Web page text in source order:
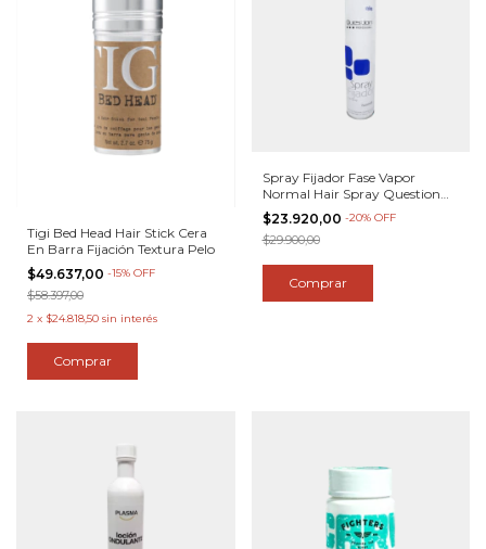
Tigi Bed Head Hair Stick Cera
En Barra Fijación Textura Pelo
$49.637,00 -15% OFF
$58.397,00
2 x $24.818,50 sin interés
Spray Fijador Fase Vapor
Normal Hair Spray Question
488cc
$23.920,00 -20% OFF
$29.900,00